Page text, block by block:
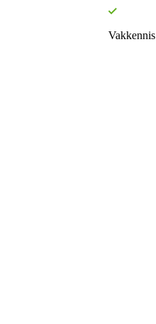
Vakkennis